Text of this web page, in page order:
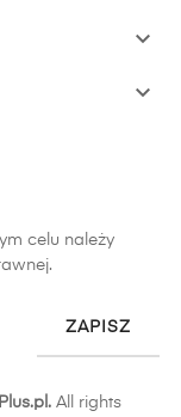


celu należy
ZAPISZ
All rights